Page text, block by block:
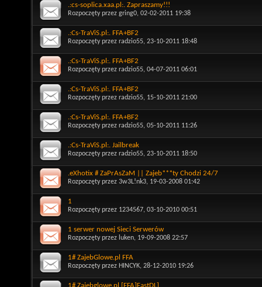
.:cs-soplica.xaa.pl:. Zapraszamy!!!
Rozpoczęty przez gring0, 02-02-2011 19:38
.:Cs-TraViS.pl:. FFA+BF2
Rozpoczęty przez radzio55, 23-10-2011 18:48
.:Cs-TraViS.pl:. FFA+BF2
Rozpoczęty przez radzio55, 04-07-2011 06:01
.:Cs-TraViS.pl:. FFA+BF2
Rozpoczęty przez radzio55, 15-10-2011 21:00
.:Cs-TraViS.pl:. FFA+BF2
Rozpoczęty przez radzio55, 05-10-2011 11:26
.:Cs-TraViS.pl:. Jailbreak
Rozpoczęty przez radzio55, 23-10-2011 18:50
.eXhotix # ZaPrAsZaM || Zajeb***ty Chodzi 24/7
Rozpoczęty przez 3w3L!nk3, 19-03-2008 01:42
1
Rozpoczęty przez 1234567, 03-10-2010 00:51
1 serwer nowej Sieci Serwerów
Rozpoczęty przez luken, 19-09-2008 22:57
1# ZajebGlowe.pl FFA
Rozpoczęty przez HINCYK, 28-12-2010 19:26
1# Zajebglowe.pl [FFA]FastDL]